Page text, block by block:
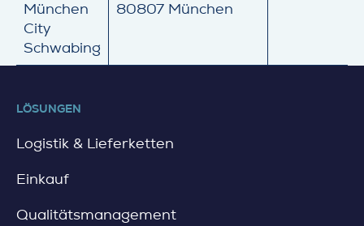
München
City
Schwabing
80807 München
LÖSUNGEN
Logistik & Lieferketten
Einkauf
Qualitätsmanagement